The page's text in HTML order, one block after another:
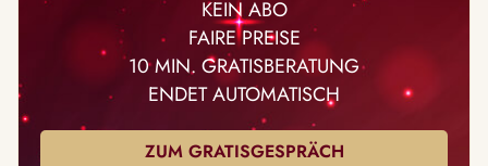
KEIN ABO
FAIRE PREISE
10 MIN. GRATISBERATUNG
ENDET AUTOMATISCH
ZUM GRATISGESPRÄCH